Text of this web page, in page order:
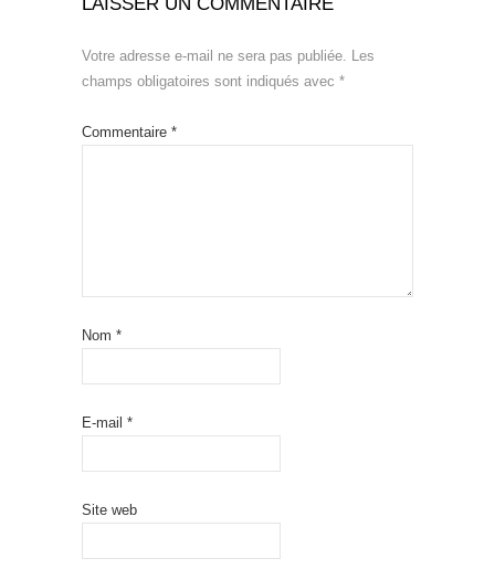
Votre adresse e-mail ne sera pas publiée. Les
champs obligatoires sont indiqués avec *
Commentaire *
Nom *
E-mail *
Site web